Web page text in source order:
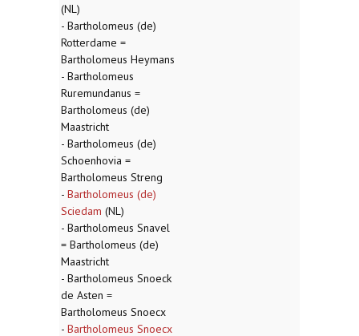
(NL)
- Bartholomeus (de)
Rotterdame =
Bartholomeus Heymans
- Bartholomeus
Ruremundanus =
Bartholomeus (de)
Maastricht
- Bartholomeus (de)
Schoenhovia =
Bartholomeus Streng
- Bartholomeus (de)
Sciedam (NL)
- Bartholomeus Snavel
= Bartholomeus (de)
Maastricht
- Bartholomeus Snoeck
de Asten =
Bartholomeus Snoecx
- Bartholomeus Snoecx